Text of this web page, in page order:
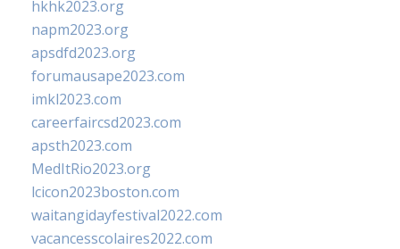
hkhk2023.org
napm2023.org
apsdfd2023.org
forumausape2023.com
imkl2023.com
careerfaircsd2023.com
apsth2023.com
MedItRio2023.org
lcicon2023boston.com
waitangidayfestival2022.com
vacancesscolaires2022.com